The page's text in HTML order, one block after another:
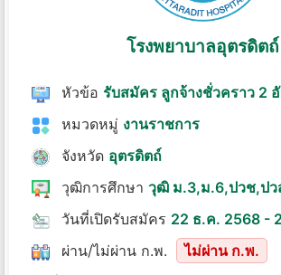
โรงพยาบาลอุตรดิตถ์
หัวข้อ รับสมัคร ลูกจ้างชั่วคราว 2
หมวดหมู่ งานราชการ
จังหวัด อุตรดิตถ์
วุฒิการศึกษา วุฒิ ม.3,ม.6,ปวช,ปว
วันที่เปิดรับสมัคร 22 ธ.ค. 2568 -
ผ่าน/ไม่ผ่าน ก.พ.
ไม่ผ่าน ก.พ.